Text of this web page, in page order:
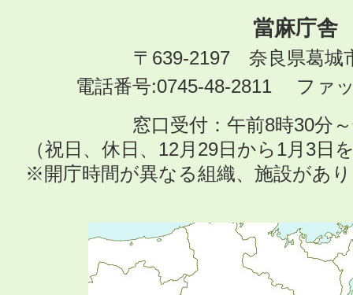
當麻庁舎
〒639-2197 奈良県葛城
電話番号:0745-48-2811 ファ
窓口受付：午前8時30分
（祝日、休日、12月29日から1月3日
※開庁時間が異なる組織、施設があ